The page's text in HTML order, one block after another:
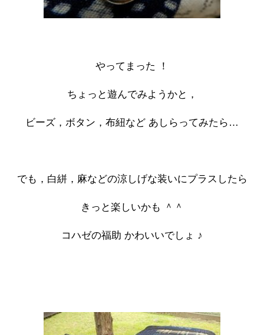
やってまった ！
ちょっと遊んでみようかと，
ビーズ，ボタン，布紐など あしらってみたら…
でも，白絣，麻などの涼しげな装いにプラスしたら
きっと楽しいかも ＾＾
コハゼの福助 かわいいでしょ ♪